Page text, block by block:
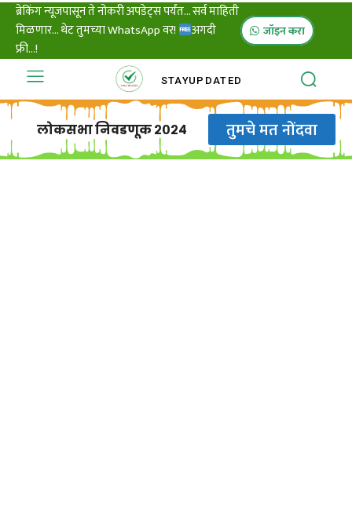
ब्रेकिंग न्यूजपासून ते नोकरी अपडेट्स पर्यंत... सर्व माहिती
मिळणार... थेट तुमच्या WhatsApp वर!
अगदी
फ्री...!
जॉइन करा
STAYUPDATED
लोकसभा निवडणूक २०२४ तुमचे मत नोंदवा